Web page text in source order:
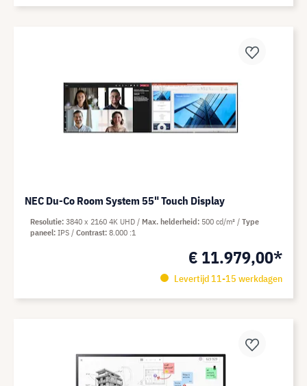
NEC Du-Co Room System 55" Touch Display
€ 11.979,00*
Levertijd 11-15 werkdagen
Resolutie 3840 x 2160 4K UHD Max. helderheid 500 cd/m²
Type
paneel IPS Contrast 8.000 :1